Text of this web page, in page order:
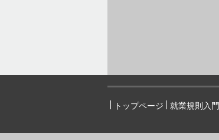
トップページ 就業規則入門